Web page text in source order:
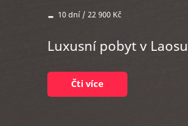
- 10 dní / 22 900 Kč
Luxusní pobyt v Laosu
Čti více